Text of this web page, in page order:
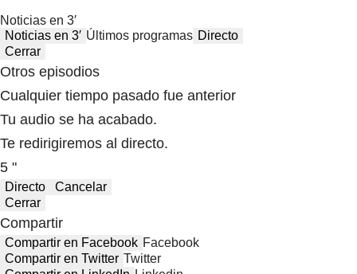
Noticias en 3′
Noticias en 3′ Últimos programas Directo
Cerrar
Otros episodios
Cualquier tiempo pasado fue anterior
Tu audio se ha acabado.
Te redirigiremos al directo.
5 "
Directo
Cancelar
Cerrar
Compartir
Compartir en Facebook Facebook
Compartir en Twitter Twitter